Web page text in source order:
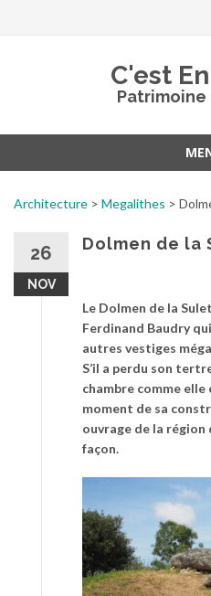
C'est
Patrimoine
Architecture > Megalithes >
26
NOV
Dolmen de la
Le Dolmen de la
Ferdinand Baudry
autres vestiges
S’il a perdu son
chambre comme
moment de sa
ouvrage de la
façon.